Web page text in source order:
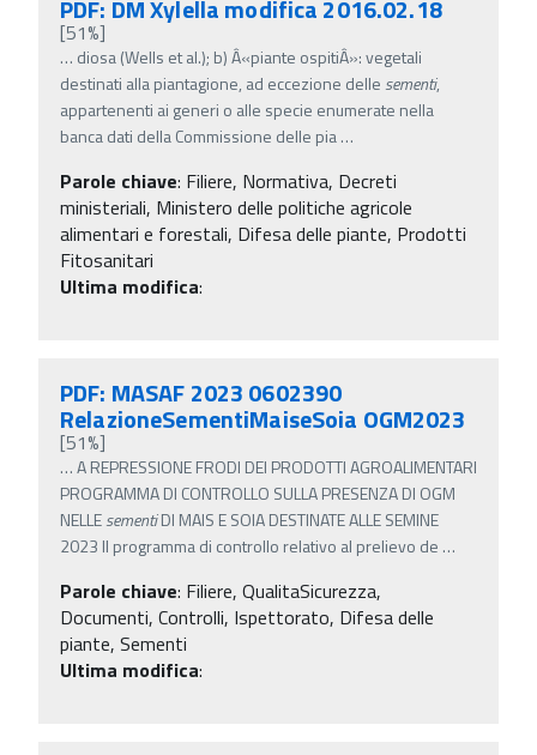
PDF: DM Xylella modifica 2016.02.18
[51%]
… diosa (Wells et al.); b) Â«piante ospitiÂ»: vegetali
destinati alla piantagione, ad eccezione delle sementi,
appartenenti ai generi o alle specie enumerate nella
banca dati della Commissione delle pia…
Parole chiave: Filiere, Normativa, Decreti
ministeriali, Ministero delle politiche agricole
alimentari e forestali, Difesa delle piante, Prodotti
Fitosanitari
Ultima modifica:
PDF: MASAF 2023 0602390
RelazioneSementiMaiseSoia OGM2023
[51%]
…A REPRESSIONE FRODI DEI PRODOTTI AGROALIMENTARI
PROGRAMMA DI CONTROLLO SULLA PRESENZA DI OGM
NELLEsementiDI MAIS E SOIA DESTINATE ALLE SEMINE
2023 Il programma di controllo relativo al prelievo de …
Parole chiave: Filiere, QualitaSicurezza,
Documenti, Controlli, Ispettorato, Difesa delle
piante, Sementi
Ultima modifica: